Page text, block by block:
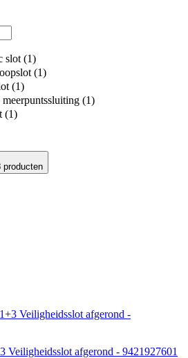
slot (1)
(1)
(1)
(1)
(1)
producten
Veiligheidsslot afgerond - 9421927601